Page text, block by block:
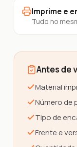
Imprime e
Tudo no
Antes de
Material
Número de
Tipo de
Frente e